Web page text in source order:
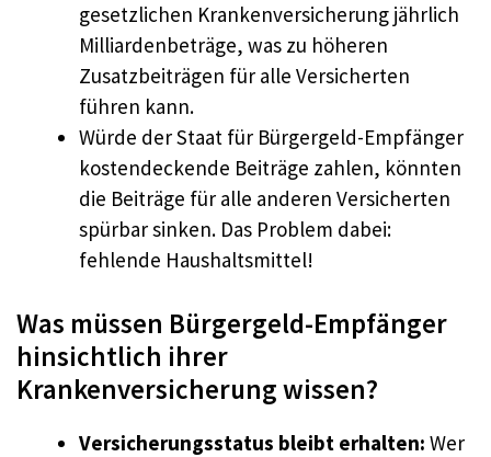
gesetzlichen Krankenversicherung jährlich
Milliardenbeträge, was zu höheren
Zusatzbeiträgen für alle Versicherten
führen kann.
Würde der Staat für Bürgergeld-Empfänger
kostendeckende Beiträge zahlen, könnten
die Beiträge für alle anderen Versicherten
spürbar sinken. Das Problem dabei:
fehlende Haushaltsmittel!
Was müssen Bürgergeld-Empfänger
hinsichtlich ihrer
Krankenversicherung wissen?
Versicherungsstatus bleibt erhalten: Wer